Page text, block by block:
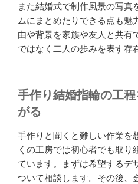
また結婚式で制作風景の写真
ムにまとめたりできる点も魅
由や背景を家族や友人と共有
ではなく二人の歩みを表す存
手作り結婚指輪の工
がる
手作りと聞くと難しい作業を
くの工房では初心者でも取り
ています。まずは希望するデ
ついて相談します。その後、